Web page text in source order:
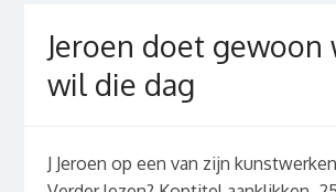
Jeroen doet gewoon
wil die dag
J Jeroen op een van zijn